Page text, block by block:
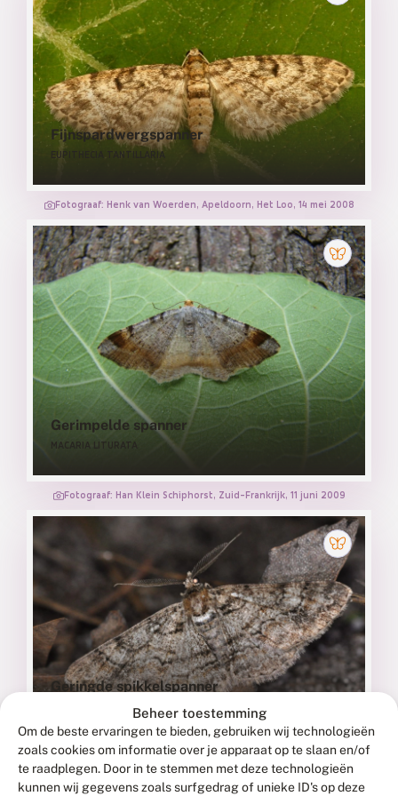
Beheer toestemming
Om de beste ervaringen te bieden, gebruiken wij technologieën
zoals cookies om informatie over je apparaat op te slaan en/of
te raadplegen. Door in te stemmen met deze technologieën
kunnen wij gegevens zoals surfgedrag of unieke ID's op deze
Fijnspardwergspanner
EUPITHECIA TANTILLARIA
Fotograaf: Henk van Woerden, Apeldoorn, Het Loo, 14 mei 2008
Gerimpelde spanner
MACARIA LITURATA
Fotograaf: Han Klein Schiphorst, Zuid-Frankrijk, 11 juni 2009
Geringde spikkelspanner
CLEORA CINCTARIA
Fotograaf: Martin Scheper, mannetje, Kootwijk, 5 mei 2010